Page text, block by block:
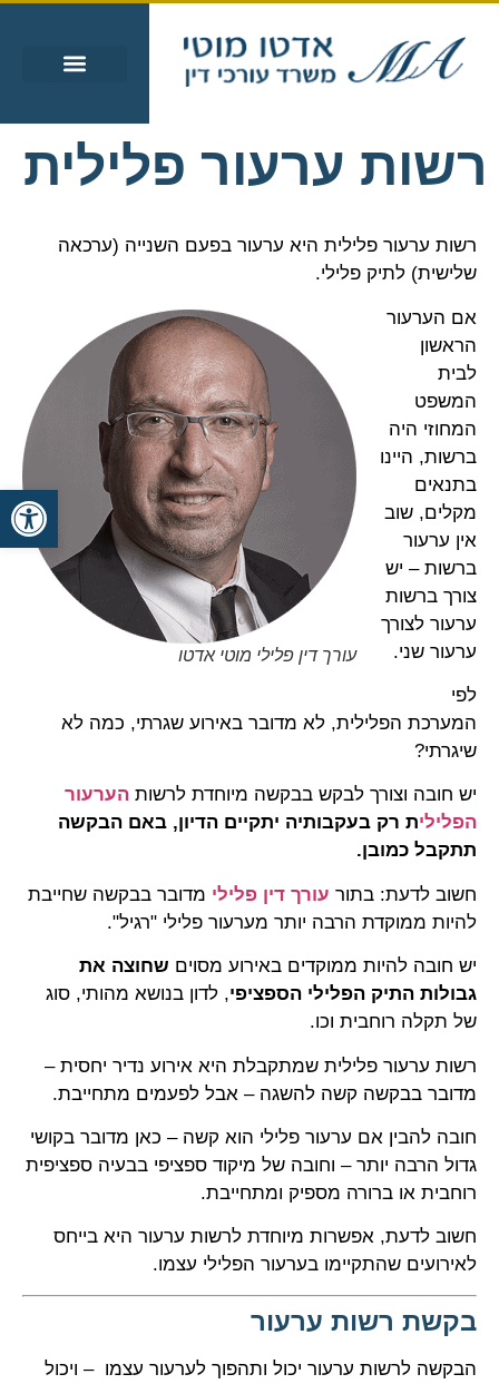
רשות ערעור פלילית
רשות ערעור פלילית היא ערעור בפעם השנייה (ערכאה
שלישית) לתיק פלילי.
עורך דין פלילי מוטי אדטו
אם הערעור
הראשון
לבית
המשפט
המחוזי היה
ברשות, היינו
בתנאים
מקלים, שוב
אין ערעור
ברשות – יש
צורך ברשות
ערעור לצורך
ערעור שני.
לפי
המערכת הפלילית, לא מדובר באירוע שגרתי, כמה לא
שיגרתי?
יש חובה וצורך לבקש בבקשה מיוחדת לרשות הערעור
הפלילית רק בעקבותיה יתקיים הדיון, באם הבקשה
תתקבל כמובן.
חשוב לדעת: בתור עורך דין פלילי מדובר בבקשה שחייבת
להיות ממוקדת הרבה יותר מערעור פלילי "רגיל".
יש חובה להיות ממוקדים באירוע מסוים שחוצה את
גבולות התיק הפלילי הספציפי, לדון בנושא מהותי, סוג
של תקלה רוחבית וכו.
רשות ערעור פלילית שמתקבלת היא אירוע נדיר יחסית –
מדובר בבקשה קשה להשגה – אבל לפעמים מתחייבת.
חובה להבין אם ערעור פלילי הוא קשה – כאן מדובר בקושי
גדול הרבה יותר – וחובה של מיקוד ספציפי בבעיה ספציפית
רוחבית או ברורה מספיק ומתחייבת.
חשוב לדעת, אפשרות מיוחדת לרשות ערעור היא בייחס
לאירועים שהתקיימו בערעור הפלילי עצמו.
בקשת רשות ערעור
הבקשה לרשות ערעור יכול ותהפוך לערעור עצמו – ויכול
פתח